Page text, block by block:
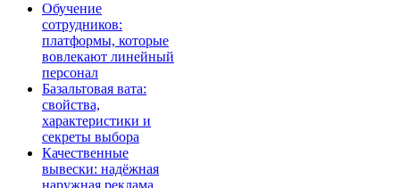
Обучение
сотрудников:
платформы, которые
вовлекают линейный
персонал
Базальтовая вата:
свойства,
характеристики и
секреты выбора
Качественные
вывески: надёжная